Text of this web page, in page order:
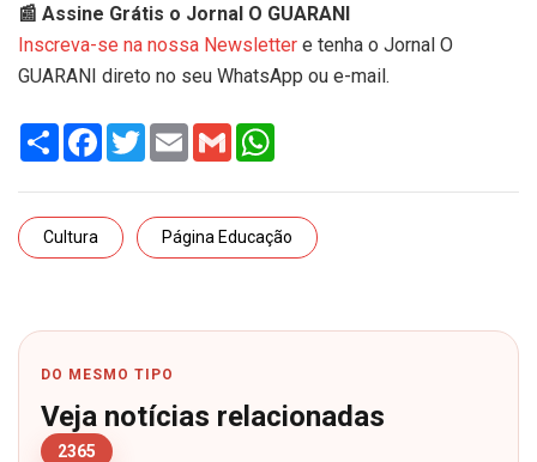
📰 Assine Grátis o Jornal O GUARANI
Inscreva-se na nossa Newsletter e tenha o Jornal O
GUARANI direto no seu WhatsApp ou e-mail.
Share Facebook
TwitterEmail Gmail
Cultura Página Educação
DO MESMO TIPO
Veja notícias relacionadas
2365